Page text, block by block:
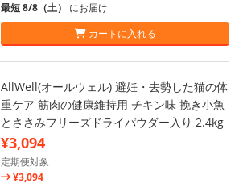
最短 8/8（土） にお届け
カートに入れる
AllWell(オールウェル) 避妊・去勢した猫の体
重ケア 筋肉の健康維持用 チキン味 挽き小魚
とささみフリーズドライパウダー入り 2.4kg
¥3,094
定期便対象
¥3,094